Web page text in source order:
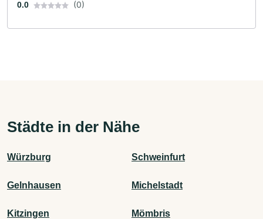
0.0 (0)
Städte in der Nähe
Würzburg Schweinfurt
Gelnhausen Michelstadt
Kitzingen Mömbris